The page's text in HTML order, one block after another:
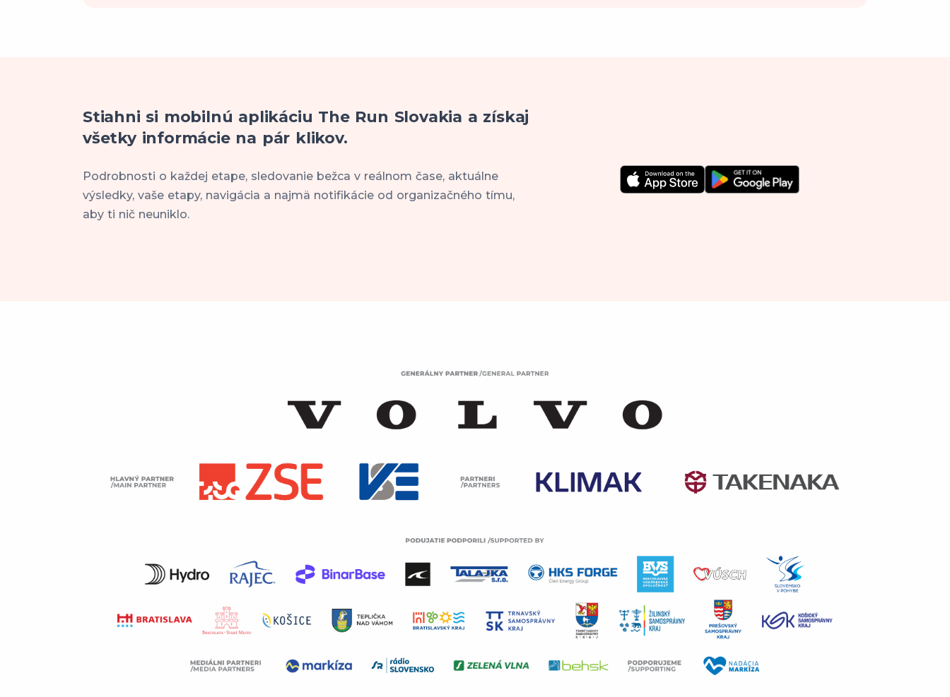
Stiahni si mobilnú aplikáciu The Run Slovakia a získaj
všetky informácie na pár klikov.
Podrobnosti o každej etape, sledovanie bežca v reálnom čase, aktuálne
výsledky, vaše etapy, navigácia a najmä notifikácie od organizačného tímu,
aby ti nič neuniklo.